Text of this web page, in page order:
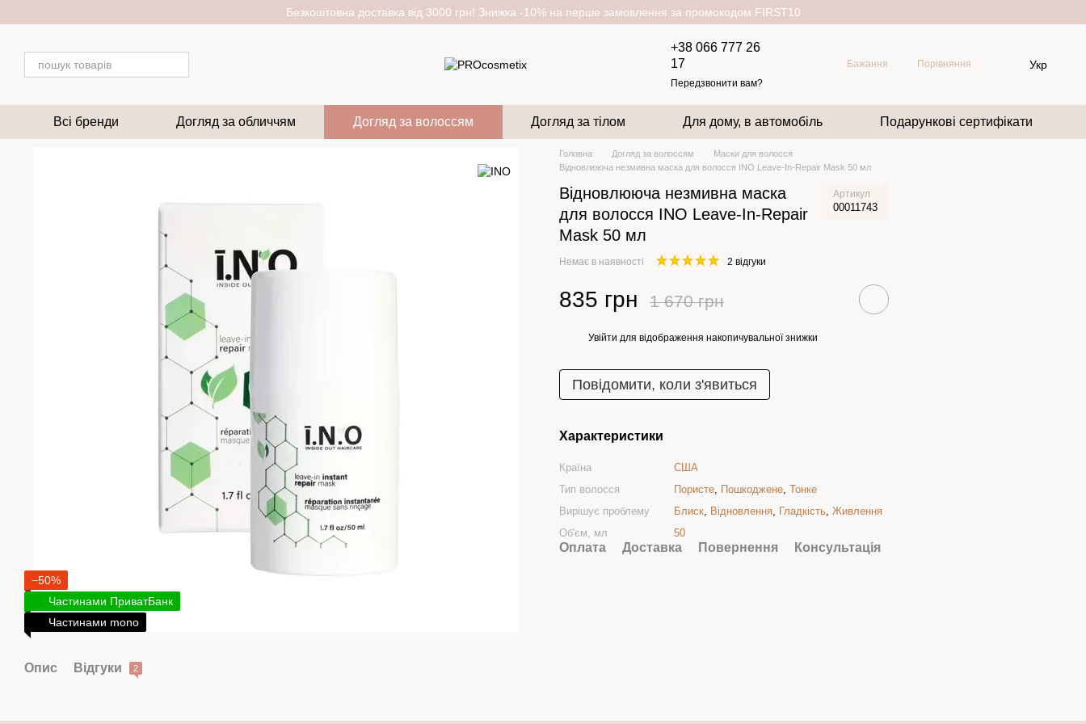
Безкоштовна доставка від 3000 грн! Знижка -10% на перше замовлення за промокодом FIRST10
+38 066 777 26
17
Передзвонити вам?
Бажання Порівняння Укр
Всі бренди Догляд за обличчям Догляд за волоссям Догляд за тілом Для дому, в автомобіль Подарункові сертифікати
−50%
Частинами ПриватБанк
Частинами mono
Опис Відгуки 2
Головна Догляд за волоссям
Маски для волосся
Відновлююча незмивна маска для волосся INO Leave-In-Repair Mask 50 мл
Відновлююча незмивна маска
для волосся INO Leave-In-Repair
Mask 50 мл
Артикул
00011743
Немає в наявності 2 відгуки
835 грн 1 670 грн
Увійти для відображення накопичувальної знижки
Повідомити, коли з'явиться
Характеристики
Країна
США
Тип волосся
Пористе, Пошкоджене, Тонке
Вирішує проблему
Блиск, Відновлення, Гладкість, Живлення
Об'єм, мл
50
Оплата Доставка Повернення Консультація